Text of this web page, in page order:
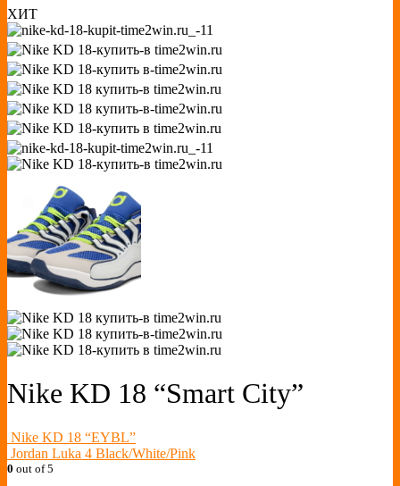
ХИТ
Nike KD 18 “Smart City”
Nike KD 18 “EYBL”
Jordan Luka 4 Black/White/Pink
0 out of 5